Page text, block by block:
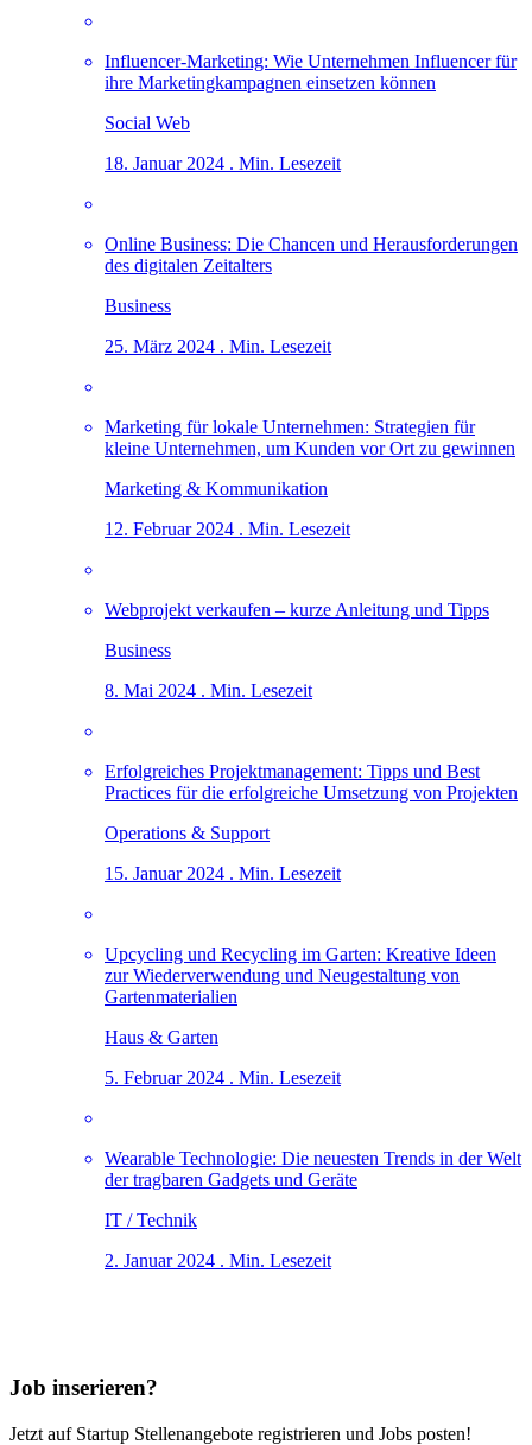
Influencer-Marketing: Wie Unternehmen Influencer für
ihre Marketingkampagnen einsetzen können
Social Web
18. Januar 2024 . Min. Lesezeit
Online Business: Die Chancen und Herausforderungen
des digitalen Zeitalters
Business
25. März 2024 . Min. Lesezeit
Marketing für lokale Unternehmen: Strategien für
kleine Unternehmen, um Kunden vor Ort zu gewinnen
Marketing & Kommunikation
12. Februar 2024 . Min. Lesezeit
Webprojekt verkaufen – kurze Anleitung und Tipps
Business
8. Mai 2024 . Min. Lesezeit
Erfolgreiches Projektmanagement: Tipps und Best
Practices für die erfolgreiche Umsetzung von Projekten
Operations & Support
15. Januar 2024 . Min. Lesezeit
Upcycling und Recycling im Garten: Kreative Ideen
zur Wiederverwendung und Neugestaltung von
Gartenmaterialien
Haus & Garten
5. Februar 2024 . Min. Lesezeit
Wearable Technologie: Die neuesten Trends in der Welt
der tragbaren Gadgets und Geräte
IT / Technik
2. Januar 2024 . Min. Lesezeit
Job inserieren?
Jetzt auf Startup Stellenangebote registrieren und Jobs posten!